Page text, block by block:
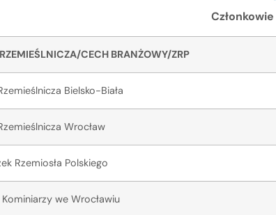
CECH BRANŻOWY/ZRP
Bielsko-Biała
Wrocław
Rzemiosła Polskiego
we Wrocławiu